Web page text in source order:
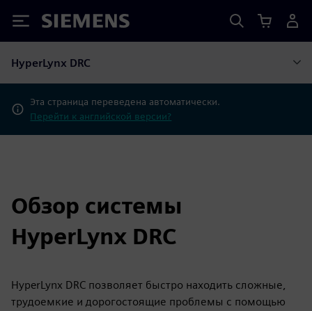
Siemens
HyperLynx DRC
Эта страница переведена автоматически.
Перейти к английской версии?
Обзор системы
HyperLynx DRC
HyperLynx DRC позволяет быстро находить сложные,
трудоемкие и дорогостоящие проблемы с помощью